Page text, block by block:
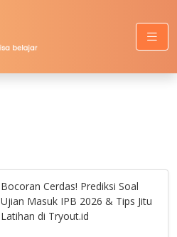
Bocoran Cerdas! Prediksi Soal
Ujian Masuk IPB 2026 & Tips Jitu
Latihan di Tryout.id